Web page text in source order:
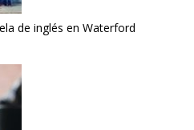
de inglés en Waterford